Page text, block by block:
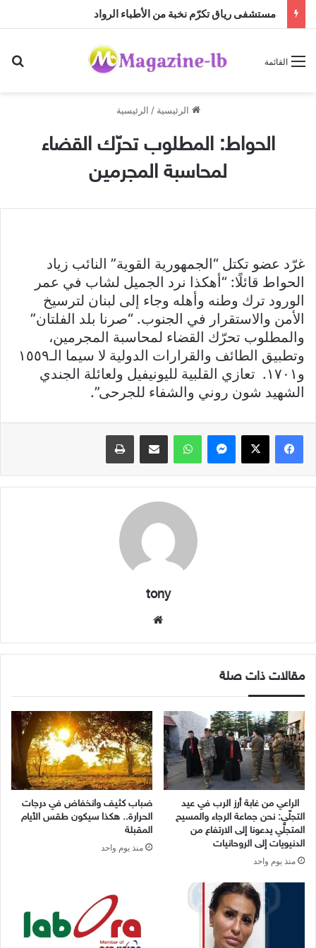
مستشفى رياق تكرّم نخبة من الأطباء الرواد
القائمة
الرئيسية / الرئيسية
الحواط: المطلوب تحرّك القضاء
لمحاسبة المجرمين
غرّد عضو تكتل “الجمهورية القوية” النائب زياد
الحواط قائلًا: “أهكذا نرد الجميل لشاب في عمر
الورود ترك وطنه وأهله وجاء إلى لبنان لترسيخ
الأمن والاستقرار في الجنوب. “صرنا بلد الفلتان”
والمطلوب تحرّك القضاء لمحاسبة المجرمين،
وتطبيق الطائف والقرارات الدولية لا سيما الـ١٥٥٩
و١٧٠١. تعازي القلبية لليونيفيل ولعائلة الجندي
الشهيد شون روني والشفاء للجرحى”.
فيسبوك X ماسنجر واتساب مشاركة عبر البريد طباعة
tony
مقالات ذات صلة
الراعي من غابة أرز الرب في عيد
التجلّي: نحن جماعة الرجاء والمسيح
المتجلّي يدعونا إلى الارتفاع من
الدنيويات إلى الروحانيات
منذ يوم واحد
ضباب كثيف وانخفاض في درجات
الحرارة.. هكذا سيكون طقس الأيام
المقبلة
منذ يوم واحد